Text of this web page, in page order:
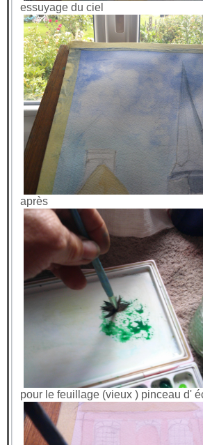
essuyage du ciel
après
pour le feuillage (vieux ) pinceau d'